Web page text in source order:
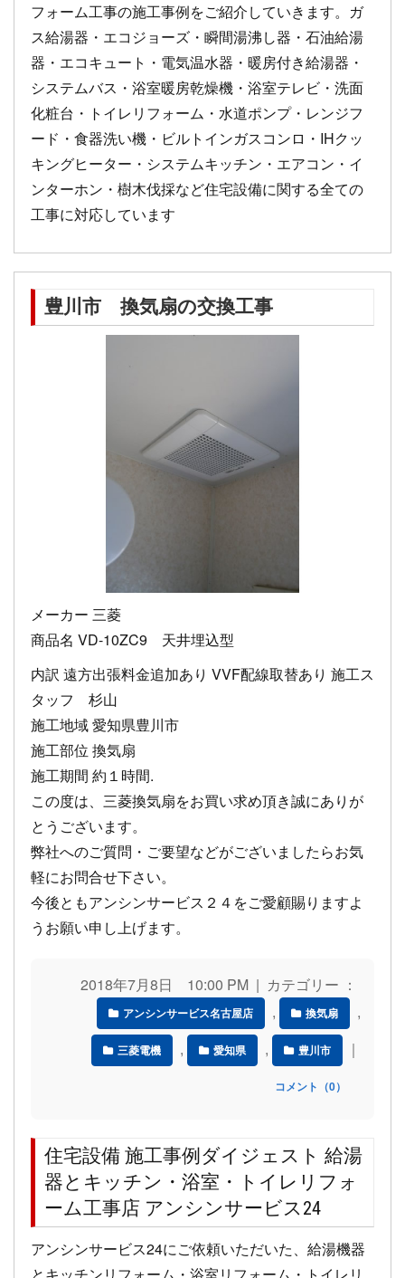
フォーム工事の施工事例をご紹介していきます。ガ
ス給湯器・エコジョーズ・瞬間湯沸し器・石油給湯
器・エコキュート・電気温水器・暖房付き給湯器・
システムバス・浴室暖房乾燥機・浴室テレビ・洗面
化粧台・トイレリフォーム・水道ポンプ・レンジフ
ード・食器洗い機・ビルトインガスコンロ・IHクッ
キングヒーター・システムキッチン・エアコン・イ
ンターホン・樹木伐採など住宅設備に関する全ての
工事に対応しています
豊川市 換気扇の交換工事
メーカー 三菱
商品名 VD-10ZC9 天井埋込型
内訳 遠方出張料金追加あり VVF配線取替あり 施工ス
タッフ 杉山
施工地域 愛知県豊川市
施工部位 換気扇
施工期間 約１時間.
この度は、三菱換気扇をお買い求め頂き誠にありが
とうございます。
弊社へのご質問・ご要望などがございましたらお気
軽にお問合せ下さい。
今後ともアンシンサービス２４をご愛顧賜りますよ
うお願い申し上げます。
2018年7月8日 10:00 PM | カテゴリー ：
アンシンサービス名古屋店 , 換気扇 ,
三菱電機 , 愛知県 , 豊川市 ｜
コメント（0）
住宅設備 施工事例ダイジェスト 給湯
器とキッチン・浴室・トイレリフォ
ーム工事店 アンシンサービス24
アンシンサービス24にご依頼いただいた、給湯機器